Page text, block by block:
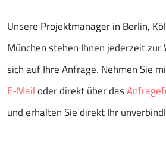
Unsere Projektmanager in Berlin,
München stehen Ihnen jederzeit zur
sich auf Ihre Anfrage. Nehmen Sie
E-Mailoder direkt über das
und erhalten Sie direkt Ihr